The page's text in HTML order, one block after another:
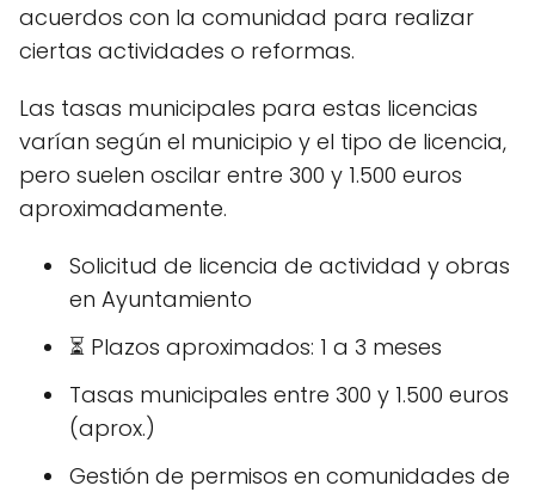
acuerdos con la comunidad para realizar
ciertas actividades o reformas.
Las tasas municipales para estas licencias
varían según el municipio y el tipo de licencia,
pero suelen oscilar entre 300 y 1.500 euros
aproximadamente.
Solicitud de licencia de actividad y obras
en Ayuntamiento
⏳ Plazos aproximados: 1 a 3 meses
Tasas municipales entre 300 y 1.500 euros
(aprox.)
Gestión de permisos en comunidades de